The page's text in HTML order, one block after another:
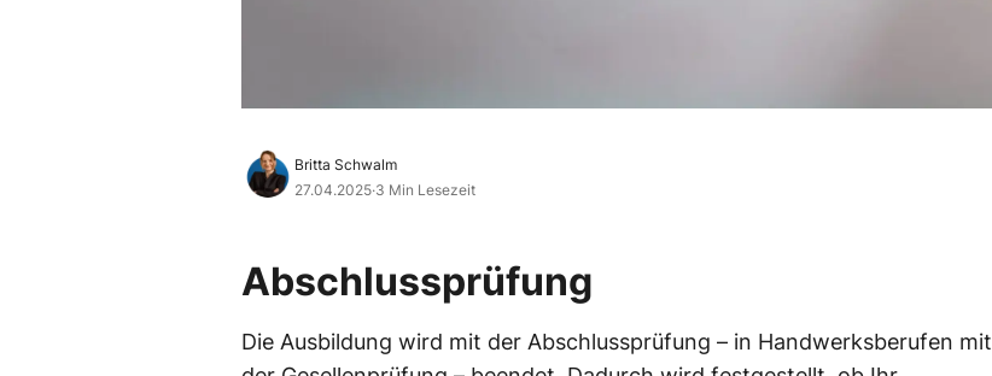
Britta Schwalm
27.04.2025·3 Min Lesezeit
Abschlussprüfung
Die Ausbildung wird mit der Abschlussprüfung – in Handwerksberufen mit